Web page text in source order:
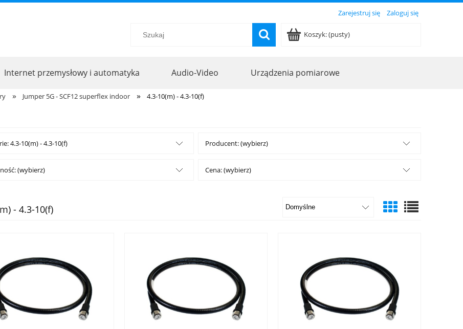
Zarejestruj się Zaloguj się
Koszyk:(pusty)
Internet przemysłowy i automatyka Audio-Video
Urządzenia pomiarowe
» Jumper 5G - SCF12 superflex indoor » 4.3-10(m) - 4.3-10(f)
4.3-10(m) - 4.3-10(f) Producent: (wybierz)
(wybierz) Cena: (wybierz)
- 4.3-10(f)